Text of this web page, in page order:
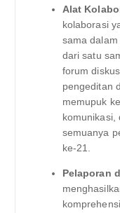
Alat
kolaborasi
sama
dari satu
forum
pengeditan
memupuk
komunikasi,
semuanya
ke-21.
Pelaporan